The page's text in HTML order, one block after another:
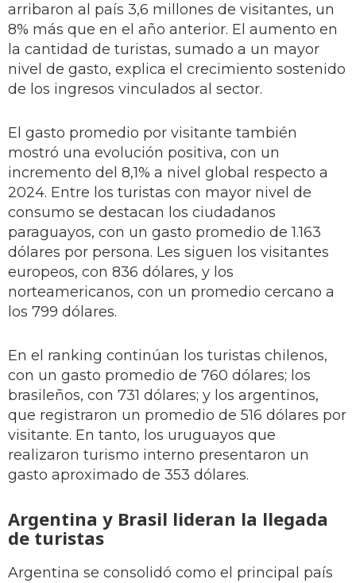
arribaron al país 3,6 millones de visitantes, un
8% más que en el año anterior. El aumento en
la cantidad de turistas, sumado a un mayor
nivel de gasto, explica el crecimiento sostenido
de los ingresos vinculados al sector.
El gasto promedio por visitante también
mostró una evolución positiva, con un
incremento del 8,1% a nivel global respecto a
2024. Entre los turistas con mayor nivel de
consumo se destacan los ciudadanos
paraguayos, con un gasto promedio de 1.163
dólares por persona. Les siguen los visitantes
europeos, con 836 dólares, y los
norteamericanos, con un promedio cercano a
los 799 dólares.
En el ranking continúan los turistas chilenos,
con un gasto promedio de 760 dólares; los
brasileños, con 731 dólares; y los argentinos,
que registraron un promedio de 516 dólares por
visitante. En tanto, los uruguayos que
realizaron turismo interno presentaron un
gasto aproximado de 353 dólares.
Argentina y Brasil lideran la llegada
de turistas
Argentina se consolidó como el principal país